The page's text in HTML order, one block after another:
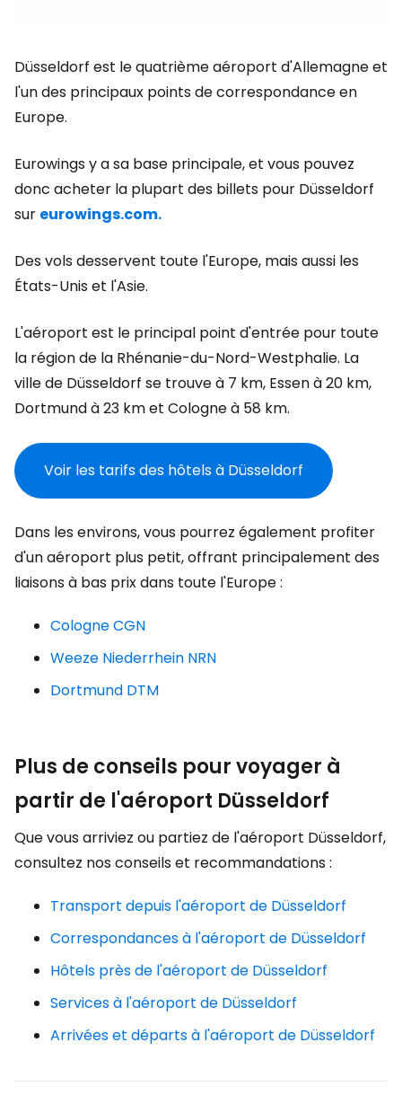
Düsseldorf est le quatrième aéroport d'Allemagne et
l'un des principaux points de correspondance en
Europe.
Eurowings y a sa base principale, et vous pouvez
donc acheter la plupart des billets pour Düsseldorf
sur eurowings.com.
Des vols desservent toute l'Europe, mais aussi les
États-Unis et l'Asie.
L'aéroport est le principal point d'entrée pour toute
la région de la Rhénanie-du-Nord-Westphalie. La
ville de Düsseldorf se trouve à 7 km, Essen à 20 km,
Dortmund à 23 km et Cologne à 58 km.
Voir les tarifs des hôtels à Düsseldorf
Dans les environs, vous pourrez également profiter
d'un aéroport plus petit, offrant principalement des
liaisons à bas prix dans toute l'Europe :
Cologne CGN
Weeze Niederrhein NRN
Dortmund DTM
Plus de conseils pour voyager à
partir de l'aéroport Düsseldorf
Que vous arriviez ou partiez de l'aéroport Düsseldorf,
consultez nos conseils et recommandations :
Transport depuis l'aéroport de Düsseldorf
Correspondances à l'aéroport de Düsseldorf
Hôtels près de l'aéroport de Düsseldorf
Services à l'aéroport de Düsseldorf
Arrivées et départs à l'aéroport de Düsseldorf